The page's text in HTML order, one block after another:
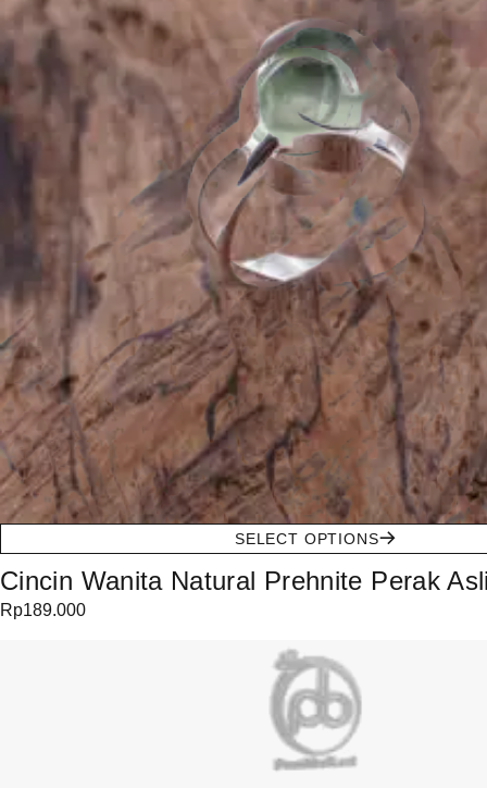
SELECT OPTIONS
Cincin Wanita Natural Prehnite Perak
Rp189.000